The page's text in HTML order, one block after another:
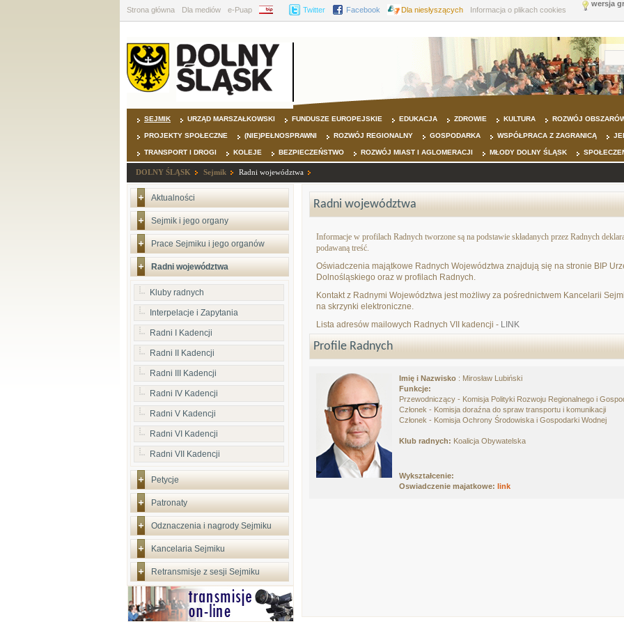
Strona główna Dla mediów e-Puap BIP Twitter Facebook Dla niesłyszących Informacja o plikach cookies
wersja
SEJMIK URZĄD MARSZAŁKOWSKI FUNDUSZE EUROPEJSKIE EDUKACJA ZDROWIE KULTURA ROZWÓJ
PROJEKTY SPOŁECZNE (NIE)PEŁNOSPRAWNI ROZWÓJ REGIONALNY GOSPODARKA WSPÓŁPRACA Z ZAGRANICĄ
TRANSPORT I DROGI KOLEJE BEZPIECZEŃSTWO ROZWÓJ MIAST I AGLOMERACJI MŁODY DOLNY ŚLĄSK
DOLNY ŚLĄSK Sejmik Radni województwa
Aktualności
Sejmik i jego organy
Prace Sejmiku i jego organów
Radni województwa
Kluby radnych
Interpelacje i Zapytania
Radni I Kadencji
Radni II Kadencji
Radni III Kadencji
Radni IV Kadencji
Radni V Kadencji
Radni VI Kadencji
Radni VII Kadencji
Petycje
Patronaty
Odznaczenia i nagrody Sejmiku
Kancelaria Sejmiku
Retransmisje z sesji Sejmiku
Radni województwa
Informacje w profilach Radnych tworzone są na podstawie składanych przez Radnych
podawaną treść.
Oświadczenia majątkowe Radnych Województwa znajdują się na stronie BIP
Dolnośląskiego oraz w profilach Radnych.
Kontakt z Radnymi Województwa jest możliwy za pośrednictwem Kancelarii
na skrzynki elektroniczne.
Lista adresów mailowych Radnych VII kadencji - LINK
Profile Radnych
Imię i Nazwisko : Mirosław Lubiński
Funkcje:
Przewodniczący - Komisja Polityki Rozwoju Regionalnego i
Członek - Komisja doraźna do spraw transportu i komunikacji
Członek - Komisja Ochrony Środowiska i Gospodarki Wodnej
Klub radnych: Koalicja Obywatelska
Wykształcenie:
Oswiadczenie majatkowe: link